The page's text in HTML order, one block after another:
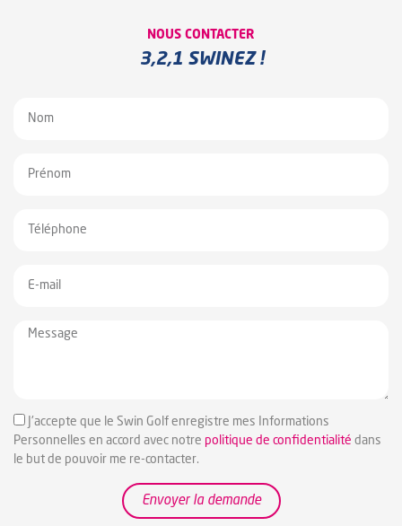
NOUS CONTACTER
3,2,1 SWINEZ !
J'accepte que le Swin Golf enregistre mes Informations
Personnelles en accord avec notre politique de confidentialité dans
le but de pouvoir me re-contacter.
Envoyer la demande